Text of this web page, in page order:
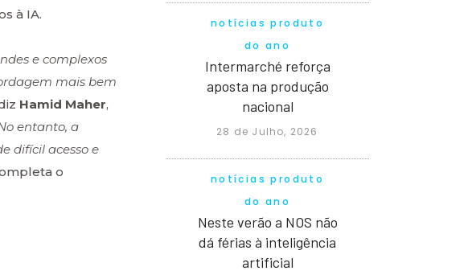
à IA.
e complexos
mais bem
Hamid Maher,
entanto, a
difícil acesso e
o
notícias produto
do ano
Intermarché reforça
aposta na produção
nacional
28 de Julho, 2026
notícias produto
do ano
Neste verão a NOS não
dá férias à inteligência
artificial